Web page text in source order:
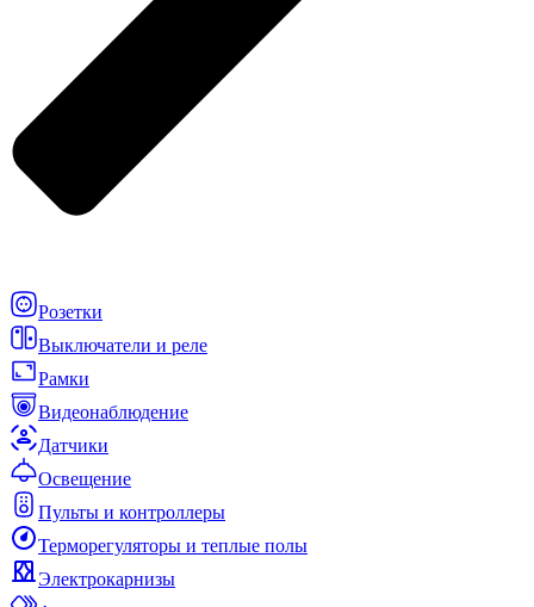
Розетки
Выключатели и реле
Рамки
Видеонаблюдение
Датчики
Освещение
Пульты и контроллеры
Терморегуляторы и теплые полы
Электрокарнизы